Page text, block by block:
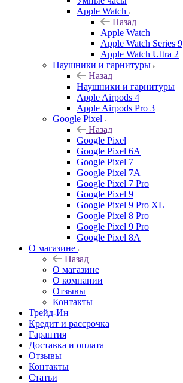
Apple Watch
Назад
Apple Watch
Apple Watch Series 9
Apple Watch Ultra 2
Наушники и гарнитуры
Назад
Наушники и гарнитуры
Apple Airpods 4
Apple Airpods Pro 3
Google Pixel
Назад
Google Pixel
Google Pixel 6A
Google Pixel 7
Google Pixel 7А
Google Pixel 7 Pro
Google Pixel 9
Google Pixel 9 Pro XL
Google Pixel 8 Pro
Google Pixel 9 Pro
Google Pixel 8A
О магазине
Назад
О магазине
О компании
Отзывы
Контакты
Трейд-Ин
Кредит и рассрочка
Гарантия
Доставка и оплата
Отзывы
Контакты
Статьи